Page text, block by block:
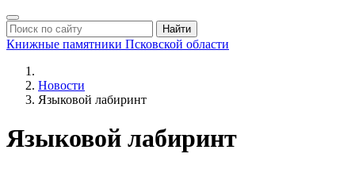
Найти
Книжные памятники Псковской области
Новости
Языковой лабиринт
Языковой лабиринт